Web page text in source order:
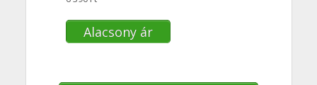
Alacsony ár